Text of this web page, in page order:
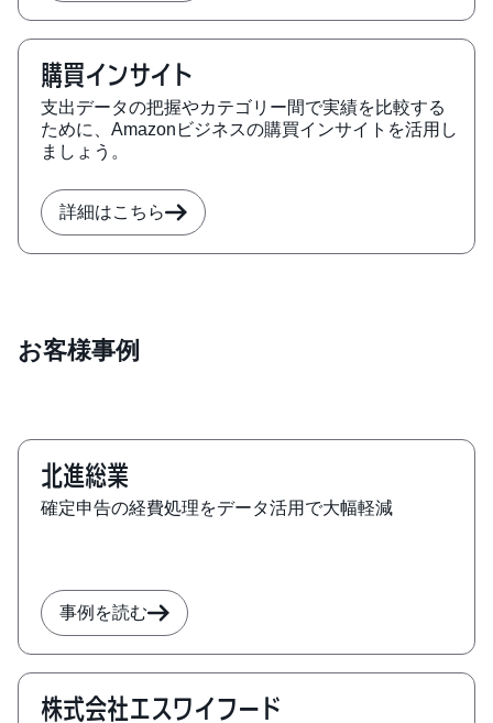
購買インサイト
支出データの把握やカテゴリー間で実績を比較する
ために、Amazonビジネスの購買インサイトを活用し
ましょう。
詳細はこちら
お客様事例
北進総業
確定申告の経費処理をデータ活用で大幅軽減
事例を読む
株式会社エスワイフード